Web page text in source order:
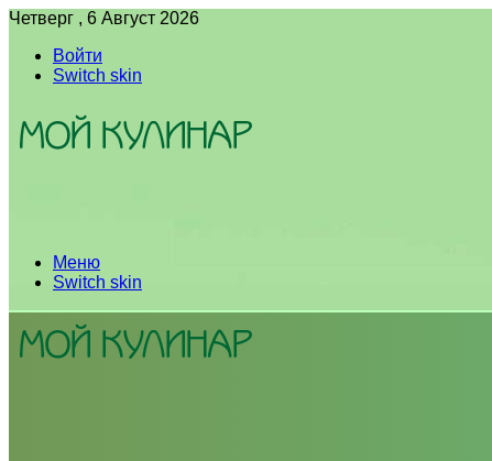
Четверг , 6 Август 2026
Войти
Switch skin
Меню
Switch skin